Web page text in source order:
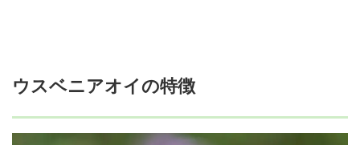
ウスベニアオイの特徴